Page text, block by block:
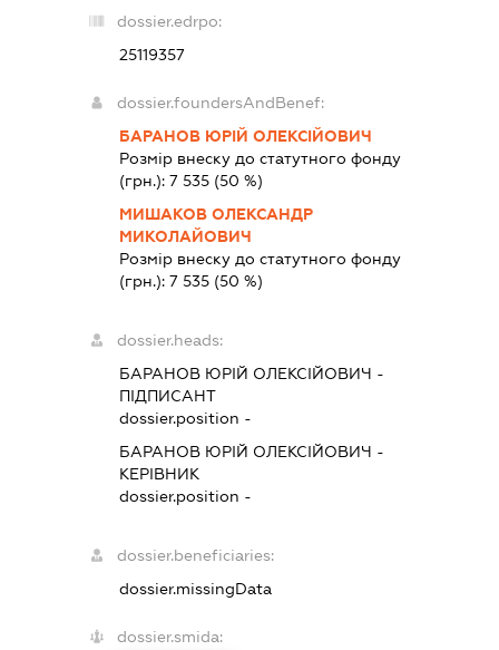
dossier.edrpo:
25119357
dossier.foundersAndBenef:
БАРАНОВ ЮРІЙ ОЛЕКСІЙОВИЧ
Розмір внеску до статутного фонду
(грн.):7 535 (50 %)
МИШАКОВ ОЛЕКСАНДР
МИКОЛАЙОВИЧ
Розмір внеску до статутного фонду
(грн.):7 535 (50 %)
dossier.heads:
БАРАНОВ ЮРІЙ ОЛЕКСІЙОВИЧ -
ПІДПИСАНТ
dossier.position -
БАРАНОВ ЮРІЙ ОЛЕКСІЙОВИЧ -
КЕРІВНИК
dossier.position -
dossier.beneficiaries:
dossier.missingData
dossier.smida: